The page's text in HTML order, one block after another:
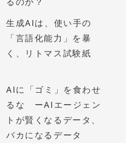
るのか？
生成AIは、使い手の
「言語化能力」を暴
く、リトマス試験紙
AIに「ゴミ」を食わせ
るな ーAIエージェン
トが賢くなるデータ、
バカになるデータ